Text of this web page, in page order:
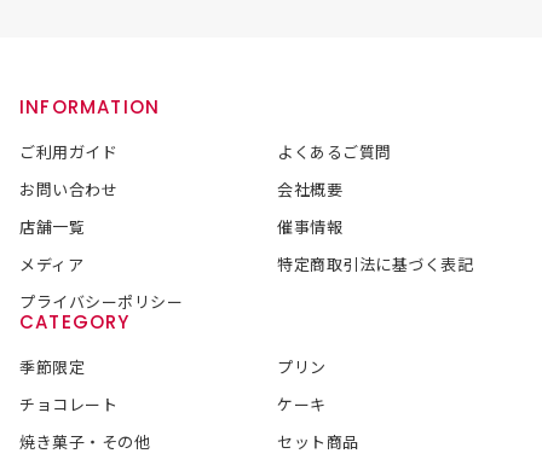
INFORMATION
ご利用ガイド
よくあるご質問
お問い合わせ
会社概要
店舗一覧
催事情報
メディア
特定商取引法に基づく表記
プライバシーポリシー
CATEGORY
季節限定
プリン
チョコレート
ケーキ
焼き菓子・その他
セット商品